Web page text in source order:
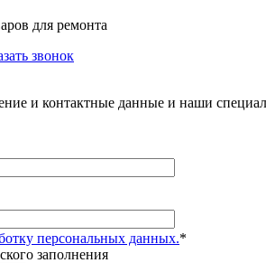
для ремонта
звонок
и контактные данные и наши
персональных данных.*
заполнения